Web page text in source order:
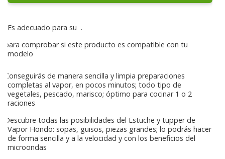
Es adecuado para su .
para comprobar si este producto es compatible con tu
modelo
Conseguirás de manera sencilla y limpia preparaciones
completas al vapor, en pocos minutos; todo tipo de
vegetales, pescado, marisco; óptimo para cocinar 1 o 2
raciones
Descubre todas las posibilidades del Estuche y tupper de
Vapor Hondo: sopas, guisos, piezas grandes; lo podrás hacer
de forma sencilla y a la velocidad y con los beneficios del
microondas